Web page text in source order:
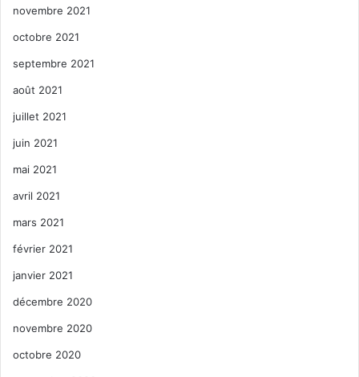
novembre 2021
octobre 2021
septembre 2021
août 2021
juillet 2021
juin 2021
mai 2021
avril 2021
mars 2021
février 2021
janvier 2021
décembre 2020
novembre 2020
octobre 2020